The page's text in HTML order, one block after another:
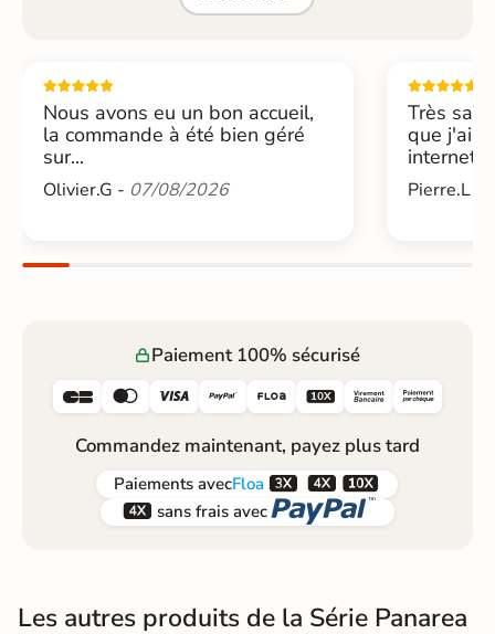
Nous avons eu un bon accueil,
la commande à été bien géré
sur...
Olivier.G - 07/08/2026
Très
que j'ai
internet....
Pierre.L -
Paiement 100% sécurisé
     
Commandez maintenant, payez plus tard
Paiements avecFloa  
 sans frais avec 
Les autres produits de la Série Panarea